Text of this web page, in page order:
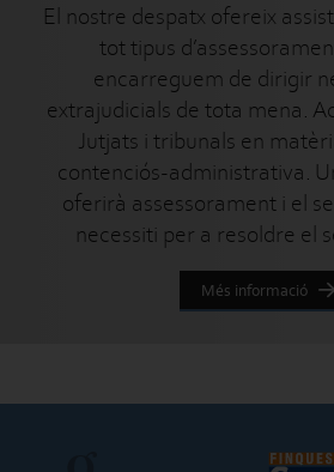
El nostre despatx ofereix
tot tipus
encarreguem de dirigir
extrajudicials de tota mena.
Jutjats i tribunals en
contenciós-administrativa.
oferirà assessorament i el
necessiti per a resoldre el
Més informació